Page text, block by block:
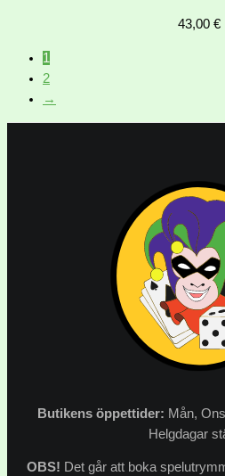
43,00 €
1
2
→
Butikens öppettider: Mån,
Helgdagar
OBS! Det går att boka